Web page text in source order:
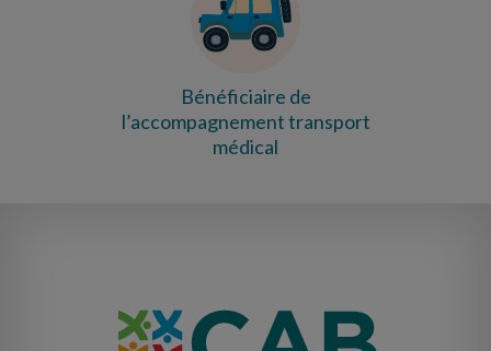
Bénéficiaire de
l’accompagnement transport
médical